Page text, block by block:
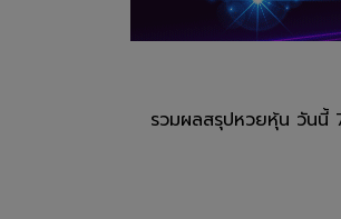
รวมผลสรุปหวยหุ้น วันนี้